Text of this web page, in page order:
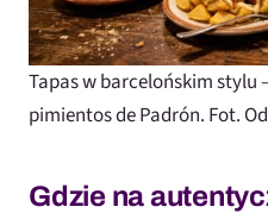
Tapas w barcelońskim stylu
pimientos de Padrón. Fot.
Gdzie na